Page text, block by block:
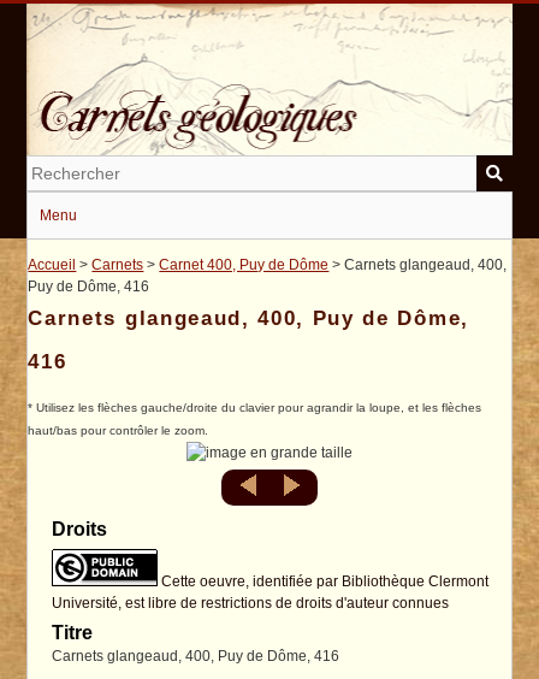
Passer
Menu
Accueil >Carnets >Carnet 400, Puy de Dôme > Carnets glangeaud, 400,
Puy de Dôme, 416
Carnets glangeaud, 400, Puy de Dôme,
416
* Utilisez les flèches gauche/droite du clavier pour agrandir la loupe, et les flèches
haut/bas pour contrôler le zoom.
Droits
Cette oeuvre, identifiée par Bibliothèque Clermont
Université, est libre de restrictions de droits d'auteur connues
Titre
Carnets glangeaud, 400, Puy de Dôme, 416